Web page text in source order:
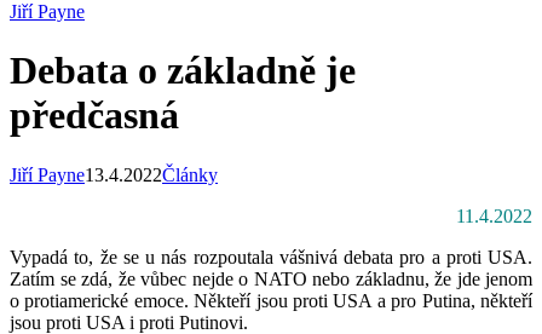
Jiří Payne
Debata o základně je
předčasná
Jiří Payne13.4.2022Články
11.4.2022
Vypadá to, že se u nás rozpoutala vášnivá debata pro a proti USA.
Zatím se zdá, že vůbec nejde o NATO nebo základnu, že jde jenom
o protiamerické emoce. Někteří jsou proti USA a pro Putina, někteří
jsou proti USA i proti Putinovi.